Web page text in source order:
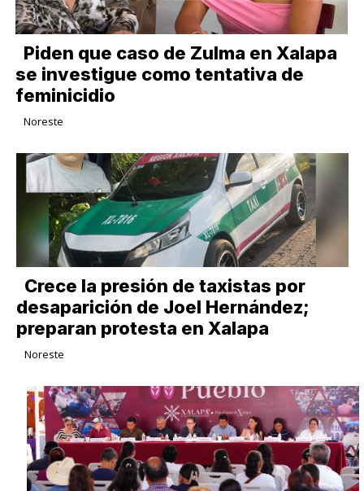
Piden que caso de Zulma en Xalapa
se investigue como tentativa de
feminicidio
Noreste
Crece la presión de taxistas por
desaparición de Joel Hernández;
preparan protesta en Xalapa
Noreste